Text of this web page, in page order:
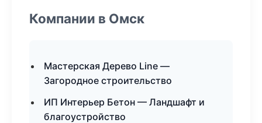
Компании в Омск
Мастерская Дерево Line —
Загородное строительство
ИП Интерьер Бетон — Ландшафт и
благоустройство